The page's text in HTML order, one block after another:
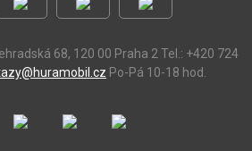
68, 120 00 Praha 2 Tel.: +420 724
Po-Pá 10-18 hod.